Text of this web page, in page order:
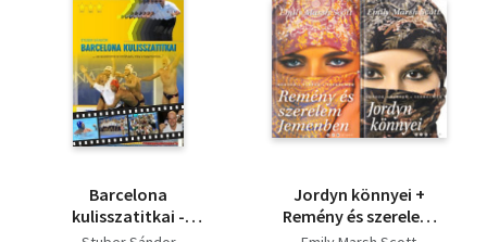
Barcelona
kulisszatitkai -
Dedikált
Jordyn könnyei +
Remény és szerelem
Jemenben